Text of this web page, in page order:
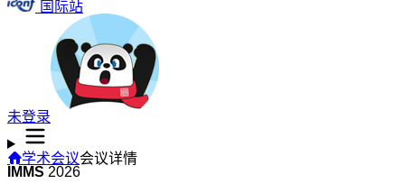
国际站
未登录
学术会议会议详情
IMMS 2026